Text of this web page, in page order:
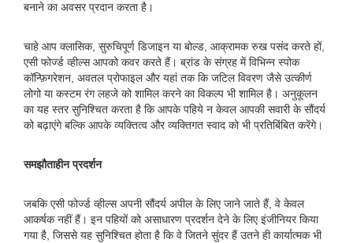
बनाने का अवसर प्रदान करता है।
चाहे आप क्लासिक, सुरुचिपूर्ण डिजाइन या बोल्ड, आक्रामक रुख पसंद करते हों,
एसी फोर्ज्ड व्हील्स आपको कवर करते हैं। ब्रांड के संग्रह में विभिन्न स्पोक
कॉन्फ़िगरेशन, अवतल प्रोफाइल और यहां तक ​​कि जटिल विवरण जैसे उत्कीर्ण
लोगो या कस्टम रंग लहजे को शामिल करने का विकल्प भी शामिल है। अनुकूलन
का यह स्तर सुनिश्चित करता है कि आपके पहिये न केवल आपकी सवारी के सौंदर्य
को बढ़ाएंगे बल्कि आपके व्यक्तित्व और व्यक्तिगत स्वाद को भी प्रतिबिंबित करेंगे।
समझौताहीन प्रदर्शन
जबकि एसी फोर्ज्ड व्हील्स अपनी सौंदर्य अपील के लिए जाने जाते हैं, वे केवल
आकर्षक नहीं हैं। इन पहियों को असाधारण प्रदर्शन देने के लिए इंजीनियर किया
गया है, जिससे यह सुनिश्चित होता है कि वे जितने सुंदर हैं उतने ही कार्यात्मक भी